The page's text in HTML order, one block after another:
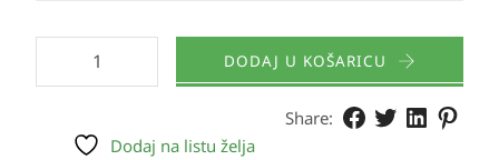
DODAJ U KOŠARICU
Share:
Dodaj na listu želja